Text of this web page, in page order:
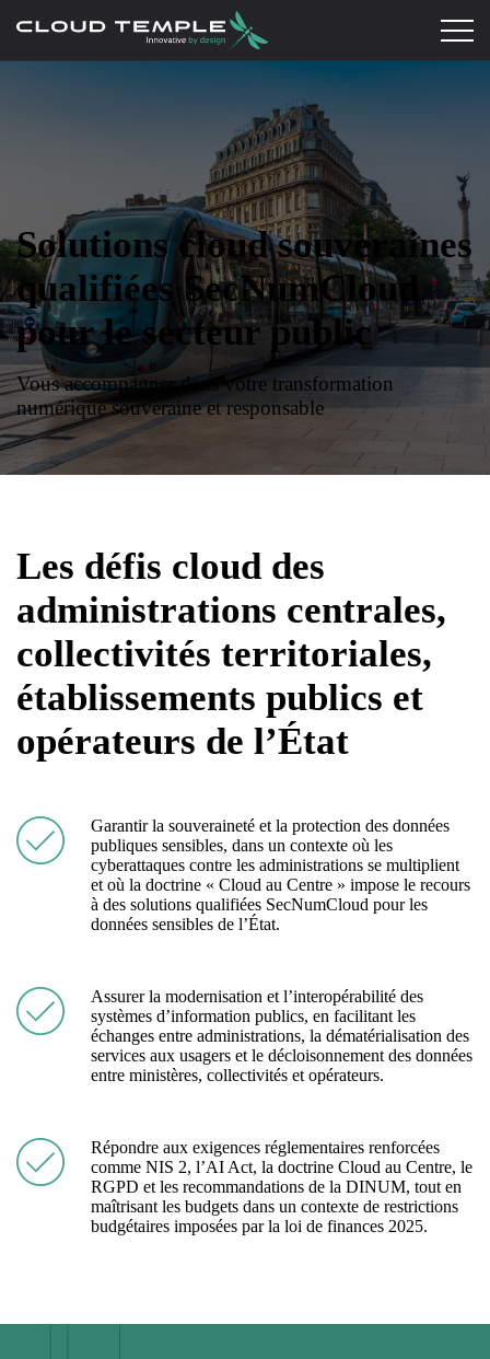
Solutions cloud souveraines
qualifiées SecNumCloud
pour le secteur public
Vous accompagner dans votre transformation
numérique souveraine et responsable
Les défis cloud des
administrations centrales,
collectivités territoriales,
établissements publics et
opérateurs de l’État
Garantir la souveraineté et la protection des données
publiques sensibles, dans un contexte où les
cyberattaques contre les administrations se multiplient
et où la doctrine « Cloud au Centre » impose le recours
à des solutions qualifiées SecNumCloud pour les
données sensibles de l’État.
Assurer la modernisation et l’interopérabilité des
systèmes d’information publics, en facilitant les
échanges entre administrations, la dématérialisation des
services aux usagers et le décloisonnement des données
entre ministères, collectivités et opérateurs.
Répondre aux exigences réglementaires renforcées
comme NIS 2, l’AI Act, la doctrine Cloud au Centre, le
RGPD et les recommandations de la DINUM, tout en
maîtrisant les budgets dans un contexte de restrictions
budgétaires imposées par la loi de finances 2025.